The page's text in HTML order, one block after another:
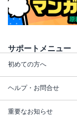
サポートメニュー
初めての方へ
ヘルプ・お問合せ
重要なお知らせ